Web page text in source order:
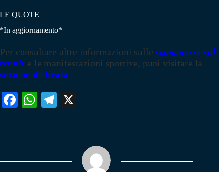
LE QUOTE
*In aggiornamento*
Per consultare altre informazioni sulle scommesse sul
tennis e le manifestazioni sportive, puoi visitare la
sezione dedicata
Fa W
pp
Te
m